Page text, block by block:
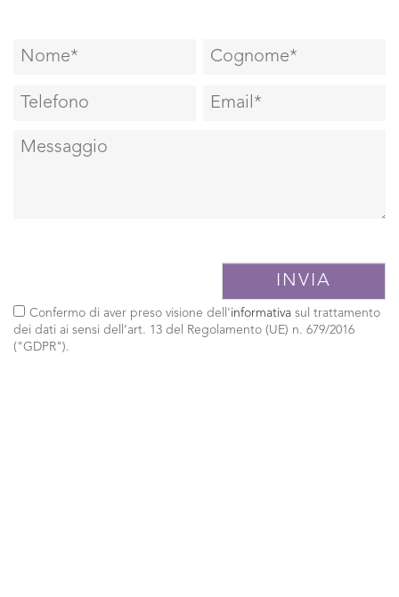
Confermo di aver preso visione dell'informativa sul trattamento
dei dati ai sensi dell’art. 13 del Regolamento (UE) n. 679/2016
("GDPR").